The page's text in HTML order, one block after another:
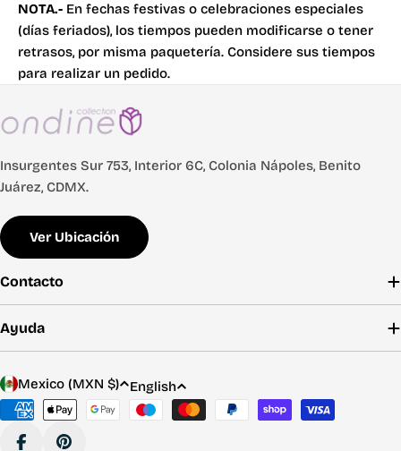
NOTA.- En fechas festivas o celebraciones especiales
(días feriados), los tiempos pueden modificarse o tener
retrasos, por misma paquetería. Considere sus tiempos
para realizar un pedido.
Insurgentes Sur 753, Interior 6C, Colonia Nápoles, Benito
Juárez, CDMX.
Ver Ubicación
Contacto
Ayuda
C
o
Mexico (MXN $)
L
a
English
Payment
methods